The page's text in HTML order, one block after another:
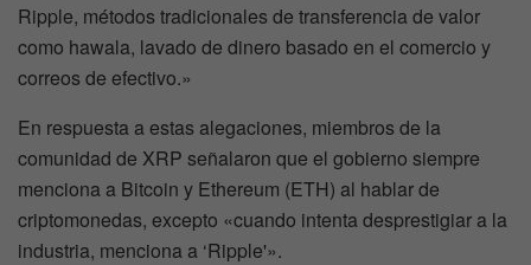
Ripple, métodos tradicionales de transferencia de valor
como hawala, lavado de dinero basado en el comercio y
correos de efectivo.»
En respuesta a estas alegaciones, miembros de la
comunidad de XRP señalaron que el gobierno siempre
menciona a Bitcoin y Ethereum (ETH) al hablar de
criptomonedas, excepto «cuando intenta desprestigiar a la
industria, menciona a ‘Ripple'».